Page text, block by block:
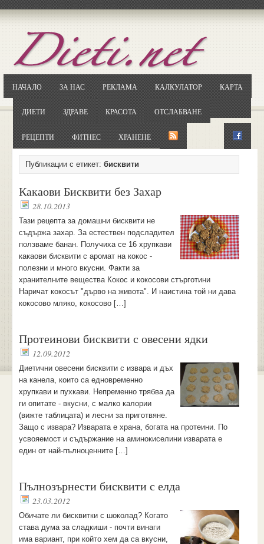
НАЧАЛО ЗА НАС РЕКЛАМА КАЛКУЛАТОР КАРТА
ДИЕТИ ЗДРАВЕ КРАСОТА ОТСЛАБВАНЕ
РЕЦЕПТИ ФИТНЕС ХРАНЕНЕ
Публикации с етикет: бисквити
Какаови Бисквити без Захар
28.10.2013
Тази рецепта за домашни бисквити не
съдържа захар. За естествен подсладител
ползваме банан. Получиха се 16 хрупкави
какаови бисквити с аромат на кокос -
полезни и много вкусни. Факти за
хранителните вещества Кокос и кокосови стърготини
Наричат кокосът "дърво на живота". И наистина той ни дава
кокосово мляко, кокосово […]
Протеинови бисквити с овесени ядки
12.09.2012
Диетични овесени бисквити с извара и дъх
на канела, които са едновременно
хрупкави и пухкави. Непременно трябва да
ги опитате - вкусни, с малко калории
(вижте таблицата) и лесни за приготвяне.
Защо с извара? Изварата е храна, богата на протеини. По
усвояемост и съдържание на аминокиселини изварата е
един от най-пълноценните […]
Пълнозърнести бисквити с елда
23.03.2012
Обичате ли бисквитки с шоколад? Когато
става дума за сладкиши - почти винаги
има вариант, при който хем да са вкусни,
ОтворетеGoogle.bg
Потърсете "Cloxy"
Кликнете на първия резултат
... и я въведете в полето: